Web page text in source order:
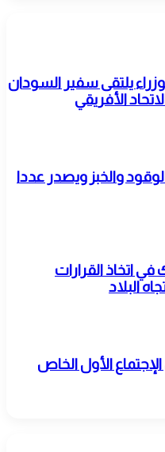
يلتقى سفير السودان
الأفريقي
والخبز ويصدر عددا
اتخاذ القرارات
البلاد
الأول الخاص